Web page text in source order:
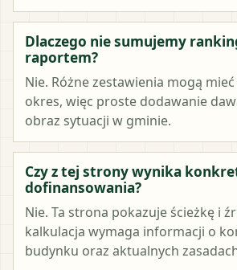
Dlaczego nie sumujemy
raportem?
Nie. Różne zestawienia mogą
okres, więc proste dodawanie
obraz sytuacji w gminie.
Czy z tej strony wynika
dofinansowania?
Nie. Ta strona pokazuje ścieżkę i
kalkulacja wymaga informacji o
budynku oraz aktualnych